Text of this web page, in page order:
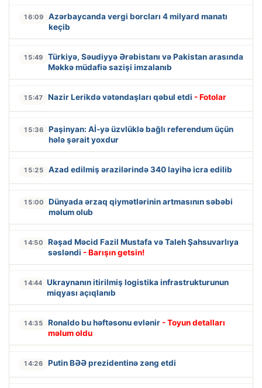
16:09
Azərbaycanda vergi borcları 4 milyard manatı
keçib
15:49
Türkiyə, Səudiyyə Ərəbistanı və Pakistan arasında
Məkkə müdafiə sazişi imzalanıb
15:47 Nazir Lerikdə vətəndaşları qəbul etdi - Fotolar
15:36
Paşinyan: Aİ-yə üzvlüklə bağlı referendum üçün
hələ şərait yoxdur
15:25 Azad edilmiş ərazilərində 340 layihə icra edilib
15:00
Dünyada ərzaq qiymətlərinin artmasının səbəbi
məlum olub
14:50
Rəşad Məcid Fazil Mustafa və Taleh Şahsuvarlıya
səsləndi - Barışın getsin!
14:44 Ukraynanın itirilmiş logistika infrastrukturunun
miqyası açıqlanıb
14:35 Ronaldo bu həftəsonu evlənir - Toyun detalları
məlum oldu
14:26 Putin BƏƏ prezidentinə zəng etdi